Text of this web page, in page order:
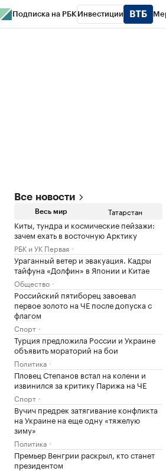
Подписка на РБК Инвестиции
Все новости
Весь мир Татарстан
Киты, тундра и космические пейзажи:
зачем ехать в восточную Арктику
РБК и УК Первая
Ураганный ветер и эвакуация. Кадры
тайфуна «Долфин» в Японии и Китае
Общество
Российский пятиборец завоевал
первое золото на ЧЕ после допуска с
флагом
Спорт
Турция предложила России и Украине
объявить мораторий на бои
Политика
Пловец Степанов встал на колени и
извинился за критику Парижа на ЧЕ
Спорт
Вучич предрек затягивание конфликта
на Украине на еще одну «тяжелую
зиму»
Политика
Премьер Венгрии раскрыл, кто станет
президентом